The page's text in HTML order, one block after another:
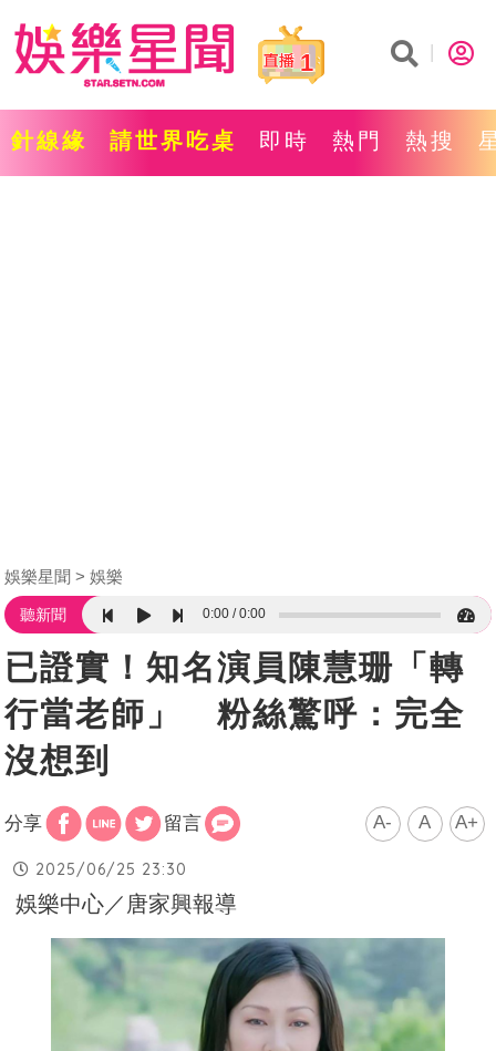
1
針線緣 請世界吃桌 即時 熱門 熱搜
娛樂星聞 娛樂
聽新聞 0:00 0:00
已證實！知名演員陳慧珊「轉
行當老師」 粉絲驚呼：完全
沒想到
分享 留言 A- A A+
2025/06/25 23:30
娛樂中心／唐家興報導